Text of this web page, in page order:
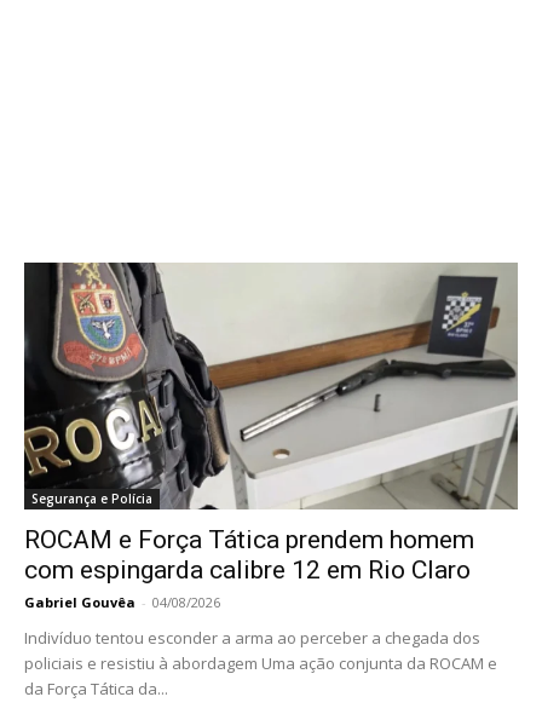
Segurança e Polícia
ROCAM e Força Tática prendem homem
com espingarda calibre 12 em Rio Claro
Gabriel Gouvêa - 04/08/2026
Indivíduo tentou esconder a arma ao perceber a chegada dos
policiais e resistiu à abordagem Uma ação conjunta da ROCAM e
da Força Tática da...